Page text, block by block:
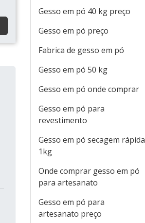
Gesso em pó 40 kg preço
Gesso em pó preço
Fabrica de gesso em pó
Gesso em pó 50 kg
Gesso em pó onde comprar
Gesso em pó para
revestimento
Gesso em pó secagem rápida
1kg
Onde comprar gesso em pó
para artesanato
Gesso em pó para
artesanato preço